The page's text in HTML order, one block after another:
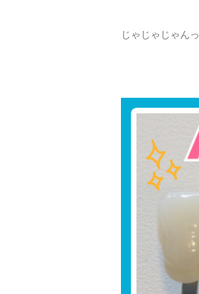
じゃじゃじゃんっ